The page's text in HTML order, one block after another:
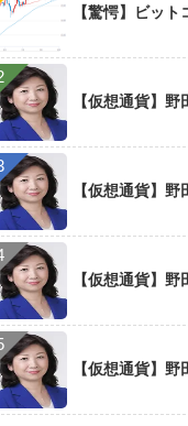
【驚愕】ビッ
【仮想通貨】
【仮想通貨】
【仮想通貨】
【仮想通貨】